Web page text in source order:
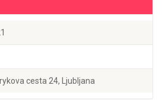
cesta 24, Ljubljana